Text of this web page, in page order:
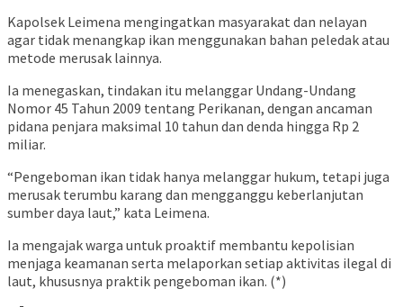
Kapolsek Leimena mengingatkan masyarakat dan nelayan
agar tidak menangkap ikan menggunakan bahan peledak atau
metode merusak lainnya.
Ia menegaskan, tindakan itu melanggar Undang-Undang
Nomor 45 Tahun 2009 tentang Perikanan, dengan ancaman
pidana penjara maksimal 10 tahun dan denda hingga Rp 2
miliar.
“Pengeboman ikan tidak hanya melanggar hukum, tetapi juga
merusak terumbu karang dan mengganggu keberlanjutan
sumber daya laut,” kata Leimena.
Ia mengajak warga untuk proaktif membantu kepolisian
menjaga keamanan serta melaporkan setiap aktivitas ilegal di
laut, khususnya praktik pengeboman ikan. (*)